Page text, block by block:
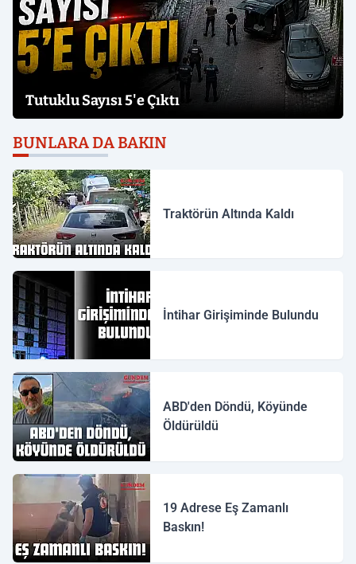
Tutuklu Sayısı 5'e Çıktı
BUNLARA DA BAKIN
Traktörün Altında Kaldı
İntihar Girişiminde Bulundu
ABD'den Döndü, Köyünde
Öldürüldü
19 Adrese Eş Zamanlı
Baskın!